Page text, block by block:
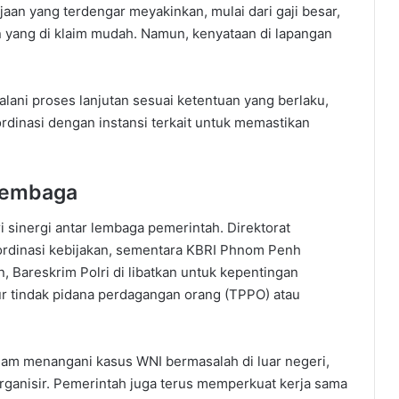
yang terdengar meyakinkan, mulai dari gaji besar,
di klaim mudah. Namun, kenyataan di lapangan
proses lanjutan sesuai ketentuan yang berlaku,
dengan instansi terkait untuk memastikan
antar lembaga pemerintah. Direktorat
kebijakan, sementara KBRI Phnom Penh
Bareskrim Polri di libatkan untuk kepentingan
pidana perdagangan orang (TPPO) atau
menangani kasus WNI bermasalah di luar negeri,
Pemerintah juga terus memperkuat kerja sama